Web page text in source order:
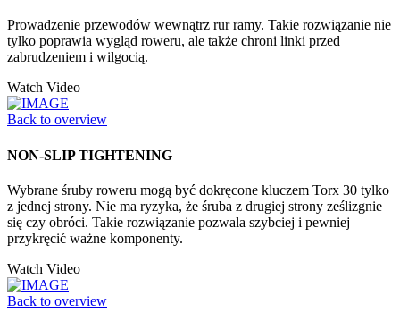
Prowadzenie przewodów wewnątrz rur ramy. Takie rozwiązanie nie
tylko poprawia wygląd roweru, ale także chroni linki przed
zabrudzeniem i wilgocią.
Watch Video
Back to overview
NON-SLIP TIGHTENING
Wybrane śruby roweru mogą być dokręcone kluczem Torx 30 tylko
z jednej strony. Nie ma ryzyka, że śruba z drugiej strony ześlizgnie
się czy obróci. Takie rozwiązanie pozwala szybciej i pewniej
przykręcić ważne komponenty.
Watch Video
Back to overview